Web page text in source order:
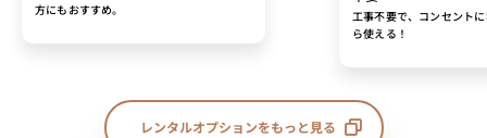
方にもおすすめ。
工事不要で、コンセント
ら使える！
レンタルオプションをもっと見る